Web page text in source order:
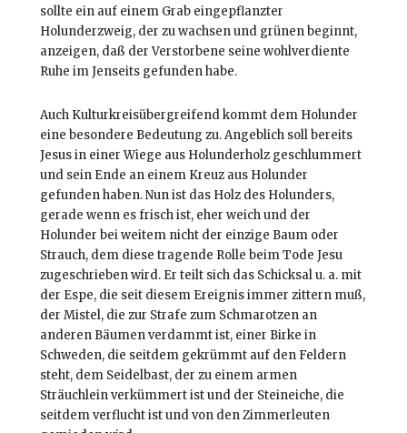
sollte ein auf einem Grab eingepflanzter
Holunderzweig, der zu wachsen und grünen beginnt,
anzeigen, daß der Verstorbene seine wohlverdiente
Ruhe im Jenseits gefunden habe.
Auch Kulturkreisübergreifend kommt dem Holunder
eine besondere Bedeutung zu. Angeblich soll bereits
Jesus in einer Wiege aus Holunderholz geschlummert
und sein Ende an einem Kreuz aus Holunder
gefunden haben. Nun ist das Holz des Holunders,
gerade wenn es frisch ist, eher weich und der
Holunder bei weitem nicht der einzige Baum oder
Strauch, dem diese tragende Rolle beim Tode Jesu
zugeschrieben wird. Er teilt sich das Schicksal u. a. mit
der Espe, die seit diesem Ereignis immer zittern muß,
der Mistel, die zur Strafe zum Schmarotzen an
anderen Bäumen verdammt ist, einer Birke in
Schweden, die seitdem gekrümmt auf den Feldern
steht, dem Seidelbast, der zu einem armen
Sträuchlein verkümmert ist und der Steineiche, die
seitdem verflucht ist und von den Zimmerleuten